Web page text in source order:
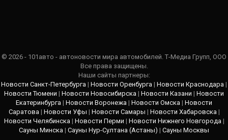
© 2026 - 101авто - автоновости мира автомобилей. Т-Медиа Групп, ООО
Все права защищены.
Наши сайты партнеры:
Новости Санкт-Петербурга | Новости Оренбурга | Новости Краснодара |
Новости Тюмени | Новости Новосибирска | Новости Казани | Новости
Екатеринбурга | Новости Воронежа | Новости Омска | Новости
Саратова| Новости Уфы | Новости Самары | Новости Хабаровска|
Новости Челябинска| Новости Перми | Новости Нижнего Новгорода|
Сауны Минска | Сауны Нур-Султана (Астаны) | Сауны Москвы